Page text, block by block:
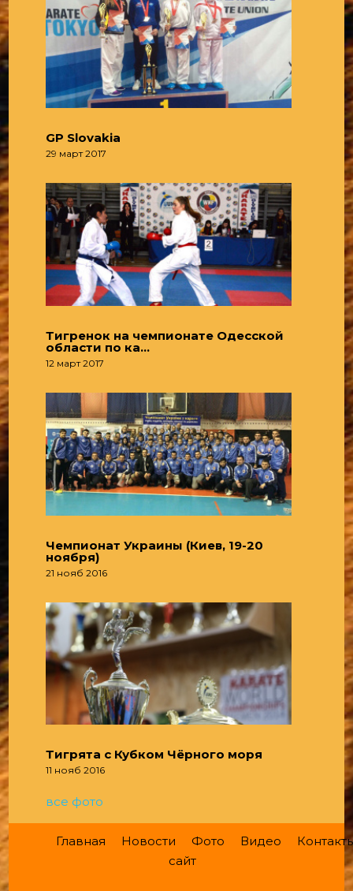
GP Slovakia
29 март 2017
Тигренок на чемпионате Одесской
области по ка…
12 март 2017
Чемпионат Украины (Киев, 19-20
ноября)
21 нояб 2016
Тигрята с Кубком Чёрного моря
11 нояб 2016
все фото
Главная Новости Фото Видео
сайт